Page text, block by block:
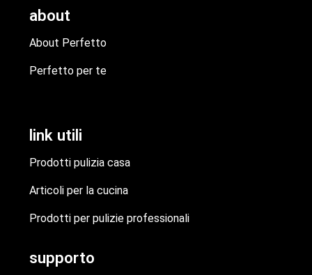
about
About Perfetto
Perfetto per te
link utili
Prodotti pulizia casa
Articoli per la cucina
Prodotti per pulizie professionali
supporto